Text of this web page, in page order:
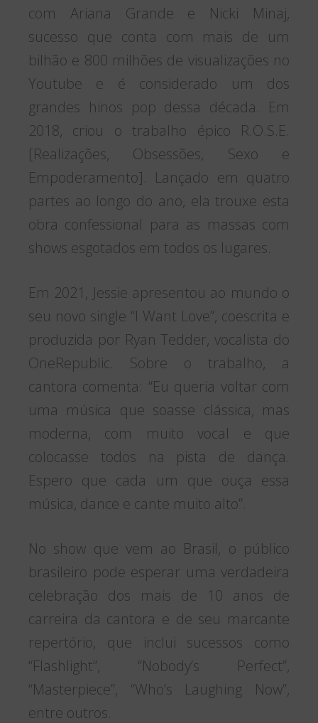
com Ariana Grande e Nicki Minaj,
sucesso que conta com mais de um
bilhão e 800 milhões de visualizações no
Youtube e é considerado um dos
grandes hinos pop dessa década. Em
2018, criou o trabalho épico R.O.S.E.
[Realizações, Obsessões, Sexo e
Empoderamento]. Lançado em quatro
partes ao longo do ano, ela trouxe esta
obra confessional para as massas com
shows esgotados em todos os lugares.
Em 2021, Jessie apresentou ao mundo o
seu novo single “I Want Love”, coescrita e
produzida por Ryan Tedder, vocalista do
OneRepublic. Sobre o trabalho, a
cantora comenta: “Eu queria voltar com
uma música que soasse clássica, mas
moderna, com muito vocal e que
colocasse todos na pista de dança.
Espero que cada um que ouça essa
música, dance e cante muito alto”.
No show que vem ao Brasil, o público
brasileiro pode esperar uma verdadeira
celebração dos mais de 10 anos de
carreira da cantora e de seu marcante
repertório, que inclui sucessos como
“Flashlight”, “Nobody’s Perfect”,
“Masterpiece”, “Who’s Laughing Now”,
entre outros.